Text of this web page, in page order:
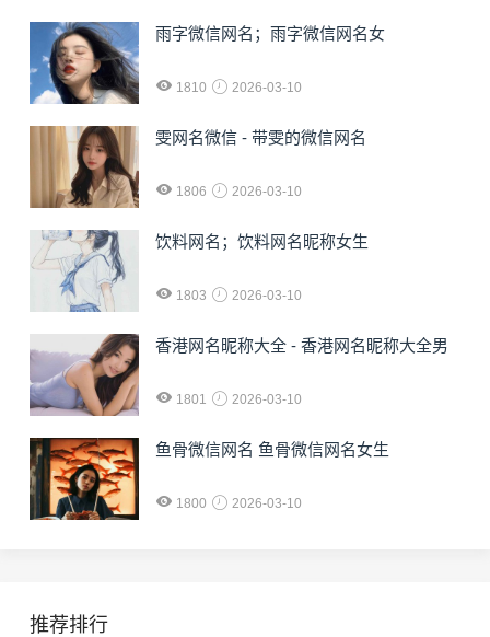
雨字微信网名；雨字微信网名女
1810 2026-03-10
雯网名微信 - 带雯的微信网名
1806 2026-03-10
饮料网名；饮料网名昵称女生
1803 2026-03-10
香港网名昵称大全 - 香港网名昵称大全男
1801 2026-03-10
鱼骨微信网名 鱼骨微信网名女生
1800 2026-03-10
推荐排行